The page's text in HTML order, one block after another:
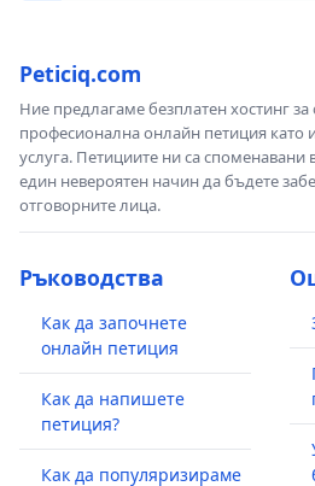
Peticiq.com
Ние предлагаме безплатен хостинг
професионална онлайн петиция
услуга. Петициите ни са споменавани
един невероятен начин да бъдете
отговорните лица.
Ръководства
Как да започнете
онлайн петиция
Как да напишете
петиция?
Как да популяризираме